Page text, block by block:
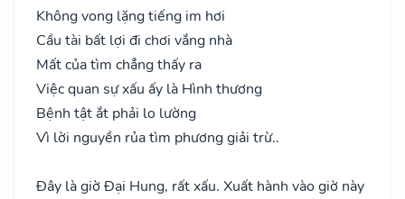
Không vong lặng tiếng im hơi
Cầu tài bất lợi đi chơi vắng nhà
Mất của tìm chẳng thấy ra
Việc quan sự xấu ấy là Hình thương
Bệnh tật ắt phải lo lường
Vì lời nguyền rủa tìm phương giải trừ..
Đây là giờ Đại Hung, rất xấu. Xuất hành vào giờ này